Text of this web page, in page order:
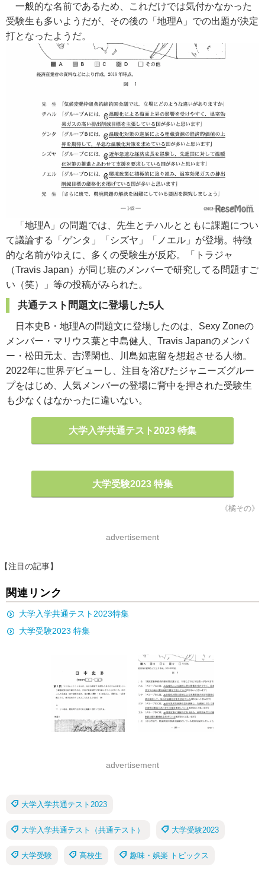
一般的な名前であるため、これだけでは気付かなかった
受験生も多いようだが、その後の「地理A」での出題が決定
打となったようだ。
「地理A」の問題では、先生とチハルとともに課題につい
て議論する
「ゲンタ」「シズヤ」「ノエル」が登場。特徴
的な名前がゆえに、多くの受験生が反応。「トラジャ
（Travis Japan）が同じ班のメンバーで研究してる問題すご
い（笑）」等の投稿がみられた。
共通テスト問題文に登場した5人
日本史B・地理Aの問題文に登場したのは、Sexy Zoneの
メンバー・マリウス葉と中島健人、Travis Japanのメンバ
ー・松田元太、吉澤閑也、川島如恵留を想起させる人物。
2022年に世界デビューし、注目を浴びたジャニーズグルー
プをはじめ、人気メンバーの登場に背中を押された受験生
も少なくはなかったに違いない。
大学入学共通テスト2023 特集
大学受験2023 特集
《橘その》
advertisement
【注目の記事】
関連リンク
大学入学共通テスト2023特集
大学受験2023 特集
advertisement
大学入学共通テスト2023
大学入学共通テスト（共通テスト） 大学受験2023
大学受験 高校生 趣味・娯楽 トピックス